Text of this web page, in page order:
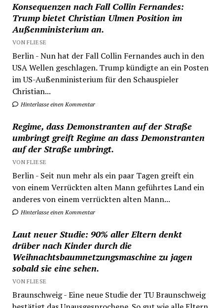
Konsequenzen nach Fall Collin Fernandes:
Trump bietet Christian Ulmen Position im
Außenministerium an.
VON FLIESE
Berlin - Nun hat der Fall Collin Fernandes auch in den
USA Wellen geschlagen. Trump kündigte an ein Posten
im US-Außenministerium für den Schauspieler
Christian...
Hinterlasse einen Kommentar
Regime, dass Demonstranten auf der Straße
umbringt greift Regime an dass Demonstranten
auf der Straße umbringt.
VON FLIESE
Berlin - Seit nun mehr als ein paar Tagen greift ein
von einem Verrückten alten Mann geführtes Land ein
anderes von einem verrückten alten Mann...
Hinterlasse einen Kommentar
Laut neuer Studie: 90% aller Eltern denkt
drüber nach Kinder durch die
Weihnachtsbaumnetzungsmaschine zu jagen
sobald sie eine sehen.
VON FLIESE
Braunschweig - Eine neue Studie der TU Braunschweig